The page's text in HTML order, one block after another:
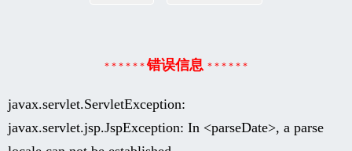
* * * * * *错误信息 * * * * * *
javax.servlet.ServletException:
javax.servlet.jsp.JspException: In <parseDate>, a parse